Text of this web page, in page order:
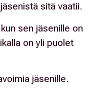
sitä vaatii.
sen jäsenille on
on yli puolet
jäsenille.